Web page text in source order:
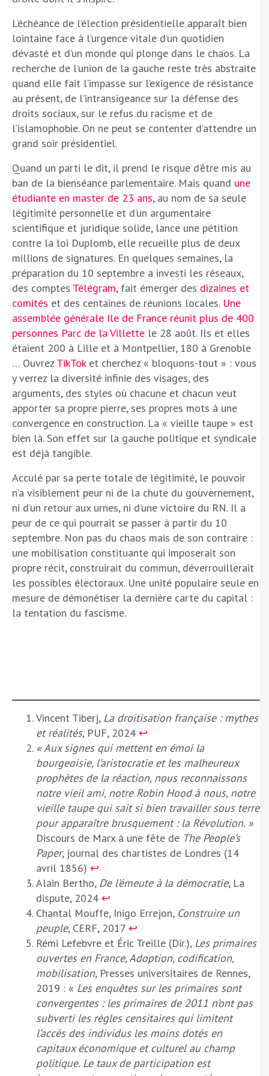
L’échéance de l’élection présidentielle apparaît bien
lointaine face à l’urgence vitale d’un quotidien
dévasté et d’un monde qui plonge dans le chaos. La
recherche de l’union de la gauche reste très abstraite
quand elle fait l’impasse sur l’exigence de résistance
au présent, de l’intransigeance sur la défense des
droits sociaux, sur le refus du racisme et de
l’islamophobie. On ne peut se contenter d’attendre un
grand soir présidentiel.
Quand un parti le dit, il prend le risque d’être mis au
ban de la bienséance parlementaire. Mais quand une
étudiante en master de 23 ans, au nom de sa seule
légitimité personnelle et d’un argumentaire
scientifique et juridique solide, lance une pétition
contre la loi Duplomb, elle recueille plus de deux
millions de signatures. En quelques semaines, la
préparation du 10 septembre a investi les réseaux,
des comptes Télégram, fait émerger des dizaines et
comités et des centaines de réunions locales. Une
assemblée générale Ile de France réunit plus de 400
personnes Parc de la Villette le 28 août. Ils et elles
étaient 200 à Lille et à Montpellier, 180 à Grenoble
… Ouvrez TikToket cherchez « bloquons-tout » : vous
y verrez la diversité infinie des visages, des
arguments, des styles où chacune et chacun veut
apporter sa propre pierre, ses propres mots à une
convergence en construction. La « vieille taupe » est
bien là. Son effet sur la gauche politique et syndicale
est déjà tangible.
Acculé par sa perte totale de légitimité, le pouvoir
n’a visiblement peur ni de la chute du gouvernement,
ni d’un retour aux urnes, ni d’une victoire du RN. Il a
peur de ce qui pourrait se passer à partir du 10
septembre. Non pas du chaos mais de son contraire :
une mobilisation constituante qui imposerait son
propre récit, construirait du commun, déverrouillerait
les possibles électoraux. Une unité populaire seule en
mesure de démonétiser la dernière carte du capital :
la tentation du fascisme.
Vincent Tiberj, La droitisation française : mythes
et réalités, PUF, 2024 ↩︎
« Aux signes qui mettent en émoi la
bourgeoisie, l’aristocratie et les malheureux
prophètes de la réaction, nous reconnaissons
notre vieil ami, notre Robin Hood à nous, notre
vieille taupe qui sait si bien travailler sous terre
pour apparaître brusquement : la Révolution. »
Discours de Marx à une fête de The People’s
Paper, journal des chartistes de Londres (14
avril 1856) ↩︎
Alain Bertho, De l’émeute à la démocratie, La
dispute, 2024 ↩︎
Chantal Mouffe, Inigo Errejon, Construire un
peuple, CERF, 2017 ↩︎
Rémi Lefebvre et Éric Treille (Dir.), Les primaires
ouvertes en France, Adoption, codification,
mobilisation, Presses universitaires de Rennes,
2019 : « Les enquêtes sur les primaires sont
convergentes : les primaires de 2011 n’ont pas
subverti les règles censitaires qui limitent
l’accès des individus les moins dotés en
capitaux économique et culturel au champ
politique. Le taux de participation est